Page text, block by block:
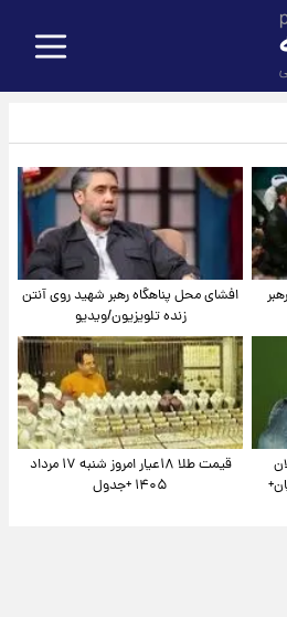
افشای محل پناهگاه‌ رهبر شهید روی آنتن
زنده تلویزیون/ویدیو
قیمت طلا ۱۸عیار امروز شنبه ۱۷ مرداد
۱۴۰۵ +جدول